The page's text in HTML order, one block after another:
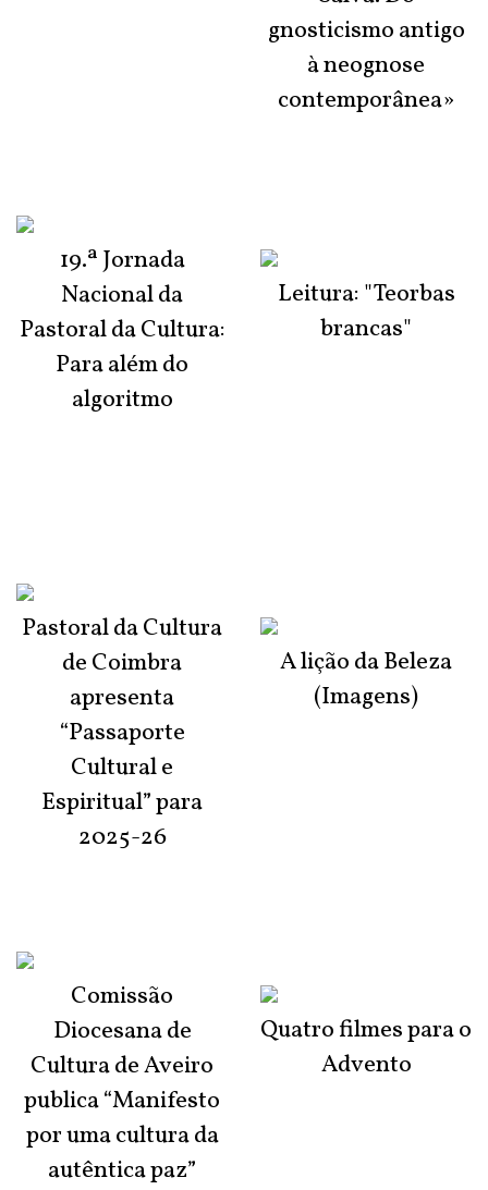
19.ª Jornada
Nacional da
Pastoral da Cultura:
Para além do
algoritmo
Pastoral da Cultura
de Coimbra
apresenta
“Passaporte
Cultural e
Espiritual” para
2025-26
Comissão
Diocesana de
Cultura de Aveiro
publica “Manifesto
por uma cultura da
autêntica paz”
gnosticismo antigo
à neognose
contemporânea»
Leitura: "Teorbas
brancas"
A lição da Beleza
(Imagens)
Quatro filmes para o
Advento